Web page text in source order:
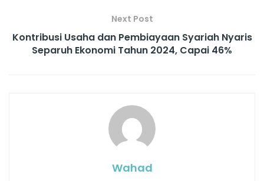
Next Post
Kontribusi Usaha dan Pembiayaan Syariah Nyaris
Separuh Ekonomi Tahun 2024, Capai 46%
Wahad